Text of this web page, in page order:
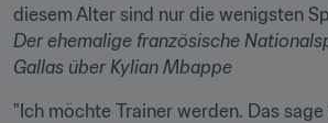
Der ehemalige französische
Gallas über Kylian Mbappe
"Ich möchte Trainer werden. Das